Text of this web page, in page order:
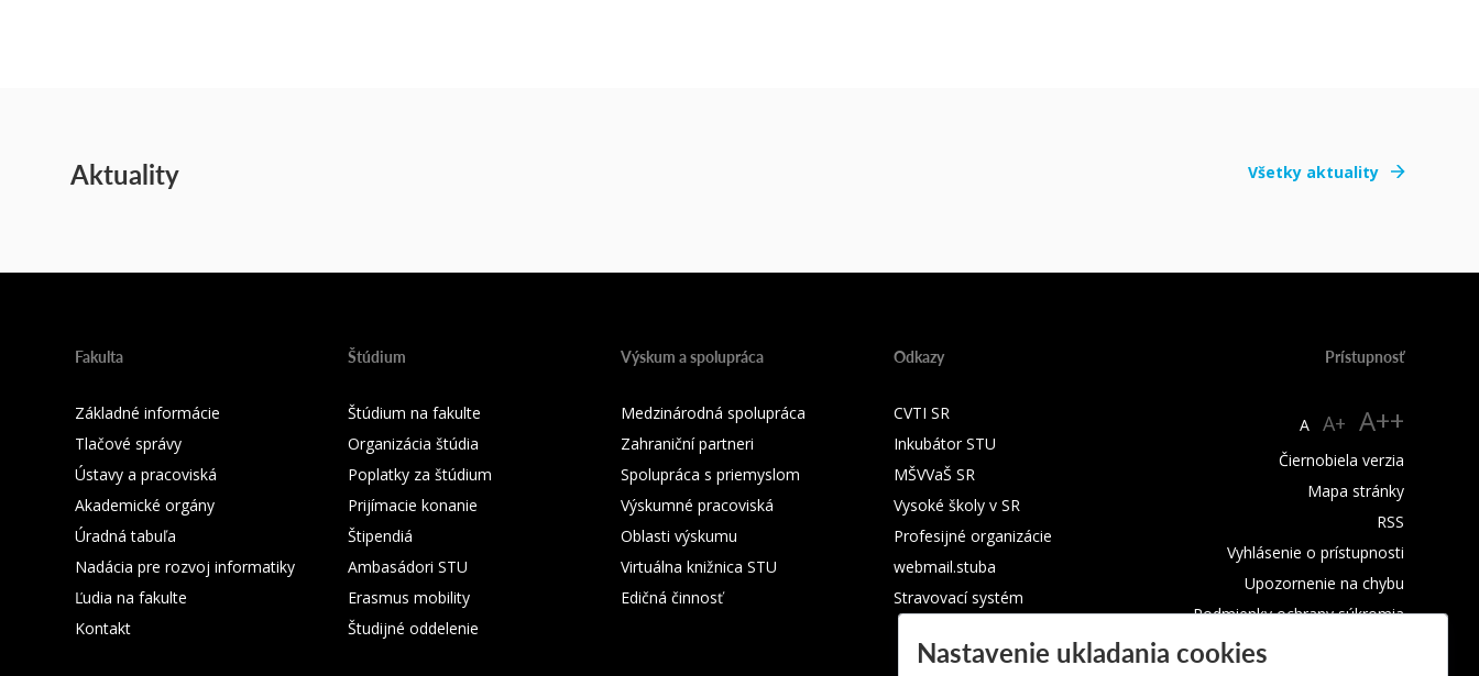
Aktuality Všetky aktuality
Fakulta
Základné informácie
Tlačové správy
Ústavy a pracoviská
Akademické orgány
Úradná tabuľa
Nadácia pre rozvoj informatiky
Ľudia na fakulte
Kontakt
Štúdium
Štúdium na fakulte
Organizácia štúdia
Poplatky za štúdium
Prijímacie konanie
Štipendiá
Ambasádori STU
Erasmus mobility
Študijné oddelenie
Výskum a spolupráca
Medzinárodná spolupráca
Zahraniční partneri
Spolupráca s priemyslom
Výskumné pracoviská
Oblasti výskumu
Virtuálna knižnica STU
Edičná činnosť
Odkazy
CVTI SR
Inkubátor STU
MŠVVaŠ SR
Vysoké školy v SR
Profesijné organizácie
webmail.stuba
Stravovací systém
Prístupnosť
A A+ A++
Čiernobiela verzia
Mapa stránky
RSS
Vyhlásenie o prístupnosti
Upozornenie na chybu
Podmienky ochrany súkromia
Nastavenie ukladania cookies